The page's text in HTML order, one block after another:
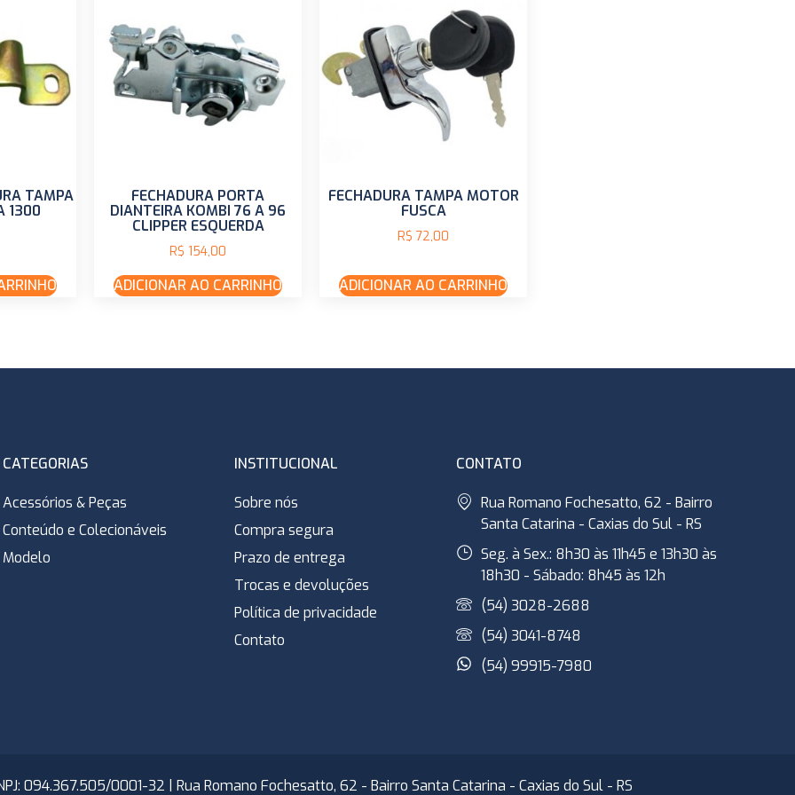
TAMPA
1300
FECHADURA PORTA
DIANTEIRA KOMBI 76 A 96
CLIPPER ESQUERDA
R$ 154,00
ADICIONAR AO CARRINHO
FECHADURA TAMPA MOTOR
FUSCA
R$ 72,00
ADICIONAR AO CARRINHO
CATEGORIAS
Acessórios & Peças
Conteúdo e Colecionáveis
Modelo
INSTITUCIONAL
Sobre nós
Compra segura
Prazo de entrega
Trocas e devoluções
Política de privacidade
Contato
CONTATO
Rua Romano Fochesatto, 62 - Bairro
Santa Catarina - Caxias do Sul - RS
Seg. à Sex.: 8h30 às 11h45 e 13h30 às
18h30 - Sábado: 8h45 às 12h
(54) 3028-2688
(54) 3041-8748
(54) 99915-7980
094.367.505/0001-32 | Rua Romano Fochesatto, 62 - Bairro Santa Catarina - Caxias do Sul - RS